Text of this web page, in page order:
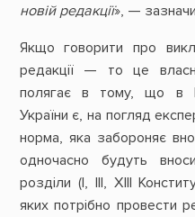
новій редакції», —
Якщо говорити про
редакції — то це
полягає в тому, що в
України є, на погляд
норма, яка забороняє
одночасно будуть
розділи (І, ІІІ, ХІІІ
яких потрібно провести